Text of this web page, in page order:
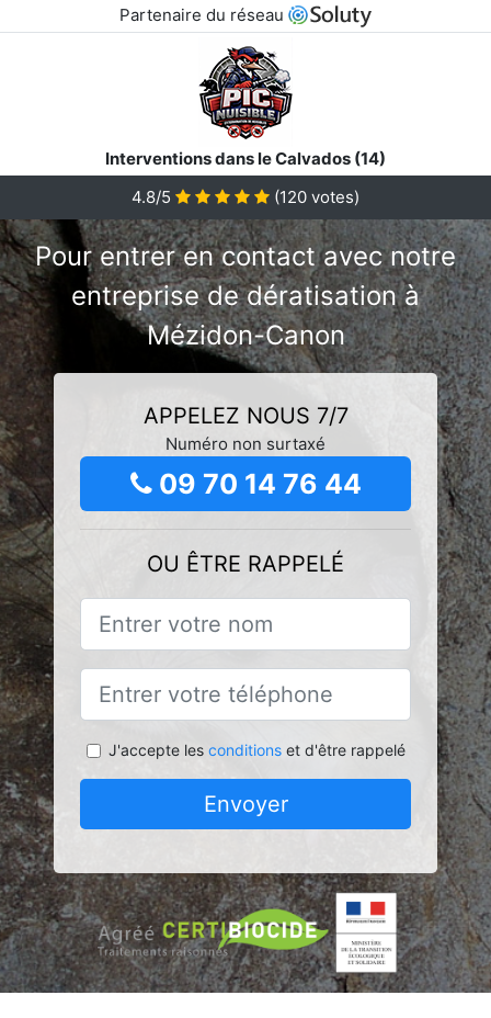
Partenaire du réseau
Interventions dans le Calvados (14)
4.8/5
(120 votes)
Pour entrer en contact avec notre
entreprise de dératisation à
Mézidon-Canon
APPELEZ NOUS 7/7
Numéro non surtaxé
09 70 14 76 44
OU ÊTRE RAPPELÉ
J'accepte les conditionset d'être rappelé
Envoyer